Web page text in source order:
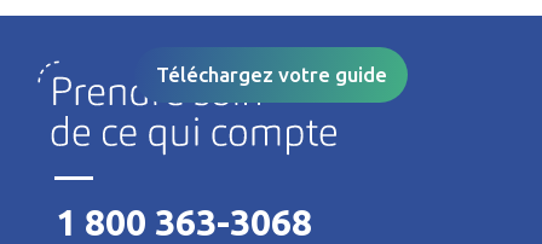
Téléchargez votre guide
1 800 363-3068